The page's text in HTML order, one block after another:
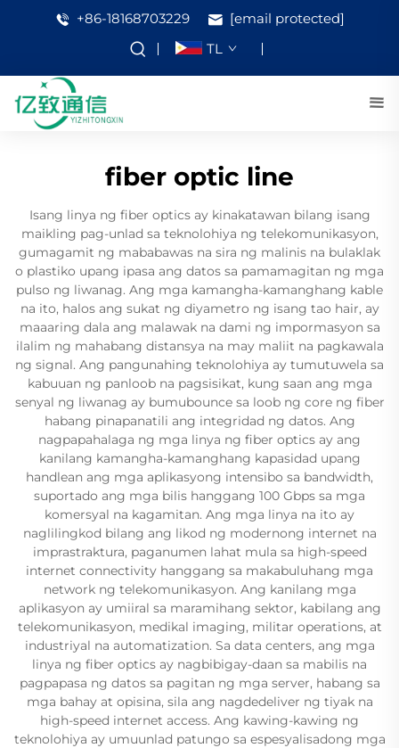
+86-18168703229
[email protected]
TL
fiber optic line
Isang linya ng fiber optics ay kinakatawan bilang isang
maikling pag-unlad sa teknolohiya ng telekomunikasyon,
gumagamit ng mababawas na sira ng malinis na bulaklak
o plastiko upang ipasa ang datos sa pamamagitan ng mga
pulso ng liwanag. Ang mga kamangha-kamanghang kable
na ito, halos ang sukat ng diyametro ng isang tao hair, ay
maaaring dala ang malawak na dami ng impormasyon sa
ilalim ng mahabang distansya na may maliit na pagkawala
ng signal. Ang pangunahing teknolohiya ay tumutuwela sa
kabuuan ng panloob na pagsisikat, kung saan ang mga
senyal ng liwanag ay bumubounce sa loob ng core ng fiber
habang pinapanatili ang integridad ng datos. Ang
nagpapahalaga ng mga linya ng fiber optics ay ang
kanilang kamangha-kamanghang kapasidad upang
handlean ang mga aplikasyong intensibo sa bandwidth,
suportado ang mga bilis hanggang 100 Gbps sa mga
komersyal na kagamitan. Ang mga linya na ito ay
naglilingkod bilang ang likod ng modernong internet na
imprastraktura, paganumen lahat mula sa high-speed
internet connectivity hanggang sa makabuluhang mga
network ng telekomunikasyon. Ang kanilang mga
aplikasyon ay umiiral sa maramihang sektor, kabilang ang
telekomunikasyon, medikal imaging, militar operations, at
industriyal na automatization. Sa data centers, ang mga
linya ng fiber optics ay nagbibigay-daan sa mabilis na
pagpapasa ng datos sa pagitan ng mga server, habang sa
mga bahay at opisina, sila ang nagdedeliver ng tiyak na
high-speed internet access. Ang kawing-kawing ng
teknolohiya ay umuunlad patungo sa espesyalisadong mga